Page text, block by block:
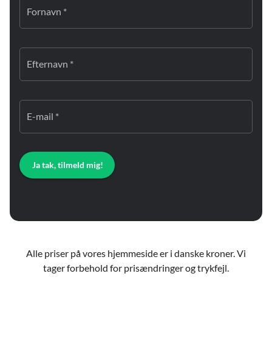
Fornavn *
Efternavn *
E-mail *
Ja tak, tilmeld mig!
Alle priser på vores hjemmeside er i danske kroner. Vi
tager forbehold for prisændringer og trykfejl.